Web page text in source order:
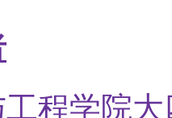
程学院大